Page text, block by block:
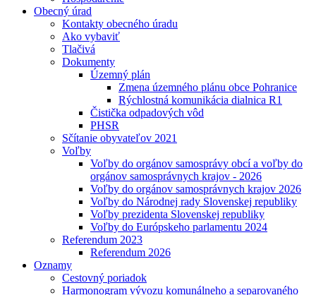
Obecný úrad
Kontakty obecného úradu
Ako vybaviť
Tlačivá
Dokumenty
Územný plán
Zmena územného plánu obce Pohranice
Rýchlostná komunikácia dialnica R1
Čistička odpadových vôd
PHSR
Sčítanie obyvateľov 2021
Voľby
Voľby do orgánov samosprávy obcí a voľby do
orgánov samosprávnych krajov - 2026
Voľby do orgánov samosprávnych krajov 2026
Voľby do Národnej rady Slovenskej republiky
Voľby prezidenta Slovenskej republiky
Voľby do Európskeho parlamentu 2024
Referendum 2023
Referendum 2026
Oznamy
Cestovný poriadok
Harmonogram vývozu komunálneho a separovaného